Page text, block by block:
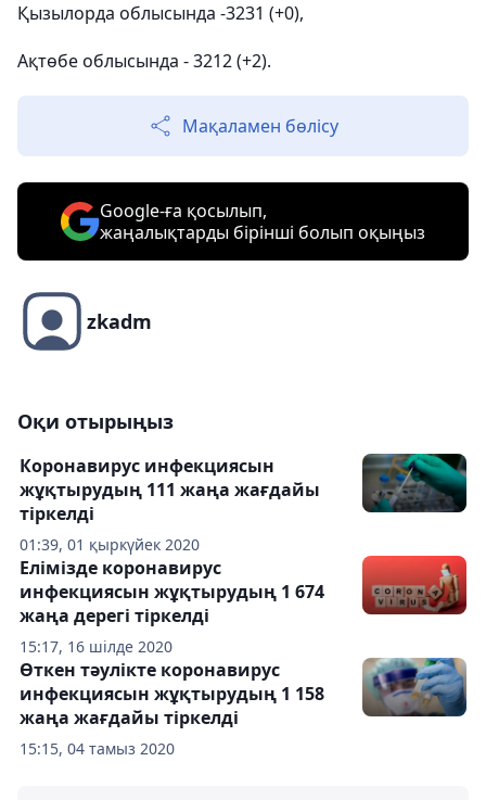
Қызылорда облысында -3231 (+0),
Ақтөбе облысында - 3212 (+2).
Мақаламен бөлісу
Google-ға қосылып,
жаңалықтарды бірінші болып оқыңыз
zkadm
Оқи отырыңыз
01:39, 01 қыркүйек 2020
Коронавирус инфекциясын
жұқтырудың 111 жаңа жағдайы
тіркелді
15:17, 16 шілде 2020
Елімізде коронавирус
инфекциясын жұқтырудың 1 674
жаңа дерегі тіркелді
15:15, 04 тамыз 2020
Өткен тәулікте коронавирус
инфекциясын жұқтырудың 1 158
жаңа жағдайы тіркелді